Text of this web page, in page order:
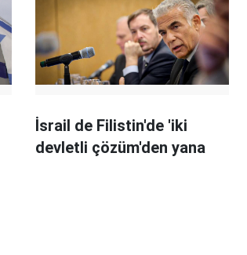
İsrail de Filistin'de 'iki
devletli çözüm'den yana